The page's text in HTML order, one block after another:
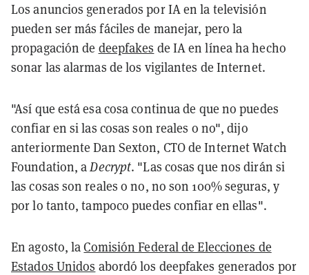
Los anuncios generados por IA en la televisión
pueden ser más fáciles de manejar, pero la
propagación de deepfakes de IA en línea ha hecho
sonar las alarmas de los vigilantes de Internet.
"Así que está esa cosa continua de que no puedes
confiar en si las cosas son reales o no", dijo
anteriormente Dan Sexton, CTO de Internet Watch
Foundation, aDecrypt. "Las cosas que nos dirán si
las cosas son reales o no, no son 100% seguras, y
por lo tanto, tampoco puedes confiar en ellas".
En agosto, laComisión Federal de Elecciones de
Estados Unidos abordó los deepfakes generados por